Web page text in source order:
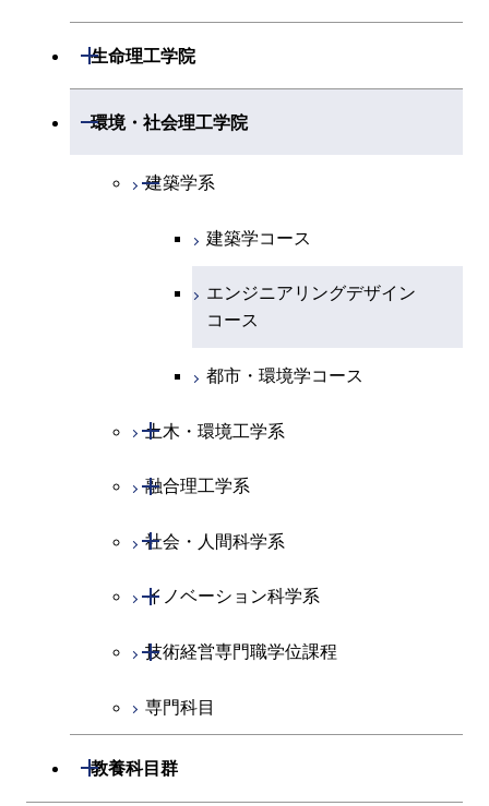
専門科目
エネルギーコース
ース
原子核工学コース
システム制御コース
電気電子系
開閉
エネルギーコース
ライフエンジニアリングコ
情報通信コース
エンジニアリングデザイン
ース
経営工学系
開閉
経営工学コース
エンジニアリングデザイン
専門科目
エネルギーコース
ース
原子核工学コース
応用化学コース
ース
原子核工学コース
専門科目
数理・計算科学系
開閉
ース
知能情報コース
生命理工学院
開閉
生命理工学系
開閉
生命理工学コース
ライフエンジニアリングコ
専門科目
環境・社会理工学院
開閉
建築学系
開閉
建築学コース
エンジニアリングデザイン
コース
都市・環境学コース
土木・環境工学系
開閉
土木工学コース
エンジニアリングデザイン
融合理工学系
開閉
地球環境共創コース
エネルギーコース
エンジニアリングデザイン
原子核工学コース
社会・人間科学系
開閉
社会・人間科学コース
イノベーション科学系
開閉
イノベーション科学コース
技術経営専門職学位課程
開閉
技術経営専門職学位課程
専門科目
教養科目群
開閉